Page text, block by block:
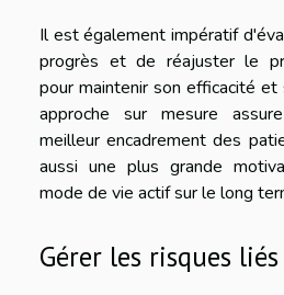
Il est également impératif
progrès et de réajuster le
pour maintenir son efficacité
approche sur mesure
meilleur encadrement des
aussi une plus grande
mode de vie actif sur le long
Gérer les risques